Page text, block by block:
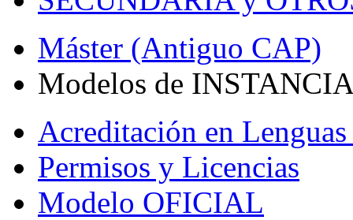
Máster (Antiguo CAP)
Modelos de
Acreditación en
Permisos y Licencias
Modelo OFICIAL